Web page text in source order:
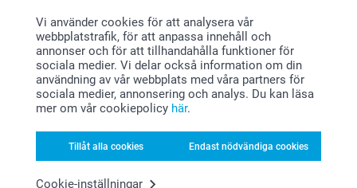
Vi använder cookies för att analysera vår
webbplatstrafik, för att anpassa innehåll och
annonser och för att tillhandahålla funktioner för
sociala medier. Vi delar också information om din
användning av vår webbplats med våra partners för
sociala medier, annonsering och analys. Du kan läsa
mer om vår cookiepolicy här.
Tillåt alla cookies Endast nödvändiga cookies
Cookie-inställningar
2023-04-12
08:54
Hej,
Stort tack för dina 5 stjärnor och omdöme, kul att du
är blev så nöjd med din trätavla, vi hoppas att du har
glädje av den under lång tid framöver!
Varma hälsningar,
Miia @smartphoto
Per Nyman,
2022-01-06
Sammantaget mycket nöjd// Per
Tanja Barrett,